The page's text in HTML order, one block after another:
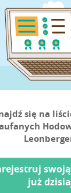
się na
już